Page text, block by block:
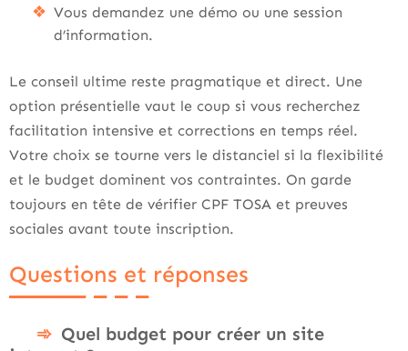
Vous demandez une démo ou une session
d’information.
Le conseil ultime reste pragmatique et direct. Une
option présentielle vaut le coup si vous recherchez
facilitation intensive et corrections en temps réel.
Votre choix se tourne vers le distanciel si la flexibilité
et le budget dominent vos contraintes. On garde
toujours en tête de vérifier CPF TOSA et preuves
sociales avant toute inscription.
Questions et réponses
Quel budget pour créer un site